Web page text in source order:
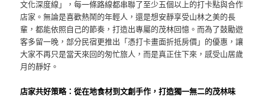
文化深度線」，每一條路線都串聯了至少五個以上的打卡點與合作
店家。無論是喜歡熱鬧的年輕人，還是想安靜享受山林之美的長
輩，都能依照自己的節奏，打造出專屬的茂林回憶。而為了鼓勵遊
客多留一晚，部分民宿更推出「憑打卡畫面折抵房價」的優惠，讓
大家不再只是當天來回的匆忙旅人，而是真正住下來，感受山居歲
月的靜好。
店家共好策略：從在地食材到文創手作，打造獨一無二的茂林味